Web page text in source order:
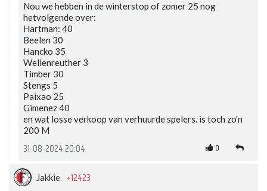
Nou we hebben in de winterstop of zomer 25 nog
hetvolgende over:
Hartman: 40
Beelen 30
Hancko 35
Wellenreuther 3
Timber 30
Stengs 5
Paixao 25
Gimenez 40
en wat losse verkoop van verhuurde spelers. is toch zo'n
200 M
31-08-2024 20:04 0
Jakkie +12423